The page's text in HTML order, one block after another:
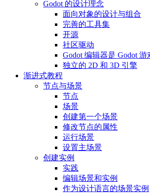
Godot 的设计理念
面向对象的设计与组合
完善的工具集
开源
社区驱动
Godot 编辑器是 Godot 游
独立的 2D 和 3D 引擎
渐进式教程
节点与场景
节点
场景
创建第一个场景
修改节点的属性
运行场景
设置主场景
创建实例
实践
编辑场景和实例
作为设计语言的场景实例